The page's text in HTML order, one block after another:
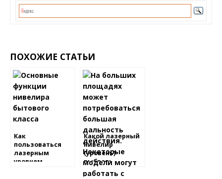
ПОХОЖИЕ СТАТЬИ
Как
пользоваться
лазерным
уровнем
Какой лазерный
нивелир
(уровень)
выбрать